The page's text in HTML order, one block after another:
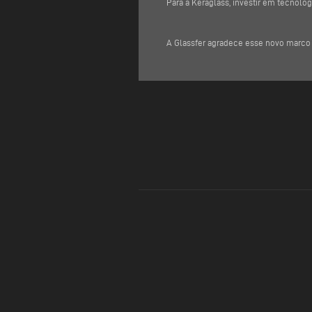
Para a Keraglass, investir em
A Glassfer agradece esse novo